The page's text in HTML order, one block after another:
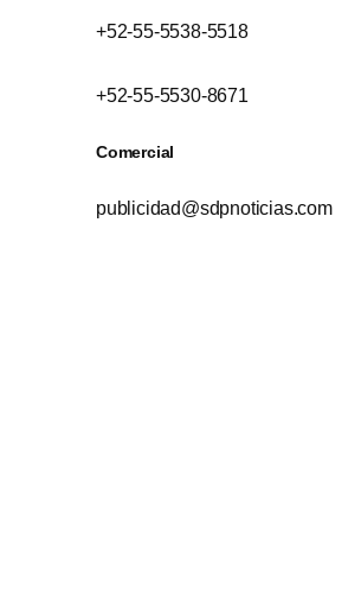
+52-55-5538-5518
+52-55-5530-8671
Comercial
publicidad@sdpnoticias.com